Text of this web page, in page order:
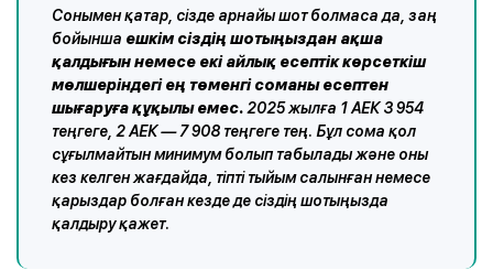
Сонымен қатар, сізде арнайы шот болмаса да, заң
бойынша ешкім сіздің шотыңыздан ақша
қалдығын немесе екі айлық есептік көрсеткіш
мөлшеріндегі ең төменгі соманы есептен
шығаруға құқылы емес.2025 жылға 1 АЕК 3 954
теңгеге, 2 АЕК — 7 908 теңгеге тең. Бұл сома қол
сұғылмайтын минимум болып табылады және оны
кез келген жағдайда, тіпті тыйым салынған немесе
қарыздар болған кезде де сіздің шотыңызда
қалдыру қажет.